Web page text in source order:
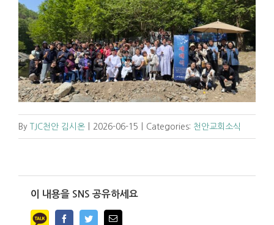
By TJC천안 김시온 2026-06-15 Categories: 천안교회소식
이 내용을 SNS 공유하세요
FacebookTwitterEmail